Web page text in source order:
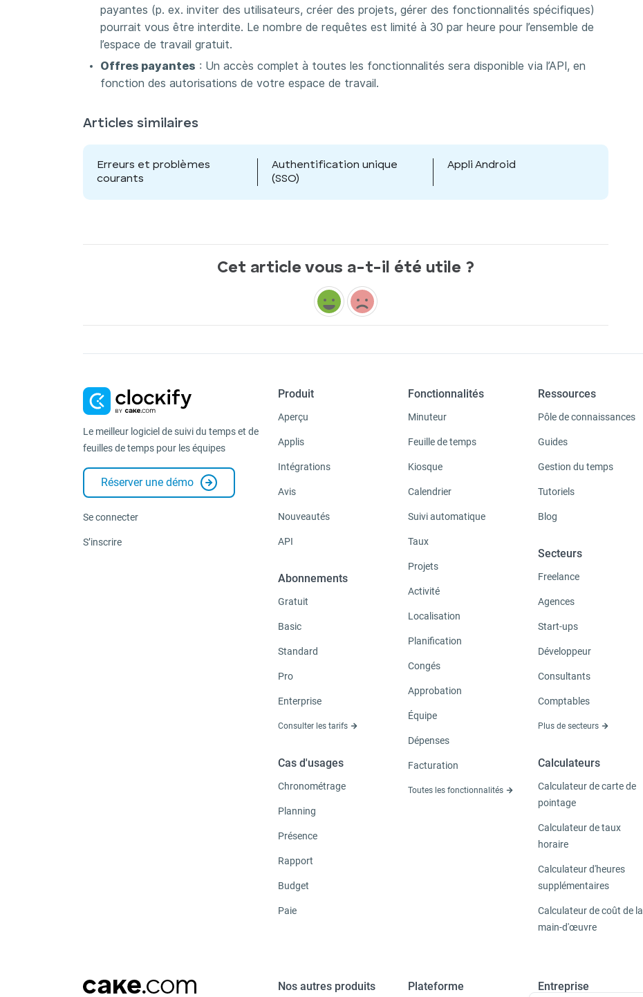
payantes (p. ex. inviter des utilisateurs, créer des projets, gérer des fonctionnalités spécifiques)
pourrait vous être interdite. Le nombre de requêtes est limité à 30 par heure pour l’ensemble de
l’espace de travail gratuit.
Offres payantes : Un accès complet à toutes les fonctionnalités sera disponible via l’API, en
fonction des autorisations de votre espace de travail.
Articles similaires
Erreurs et problèmes
courants
Authentification unique
(SSO)
Appli Android
Cet article vous a-t-il été utile ?
Le meilleur logiciel de suivi du temps et de
feuilles de temps pour les équipes
Réserver une démo
Se connecter
S’inscrire
Produit
Aperçu
Applis
Intégrations
Avis
Nouveautés
API
Abonnements
Gratuit
Basic
Standard
Pro
Enterprise
Consulter les tarifs
Cas d'usages
Chronométrage
Planning
Présence
Rapport
Budget
Paie
Fonctionnalités
Minuteur
Feuille de temps
Kiosque
Calendrier
Suivi automatique
Taux
Projets
Activité
Localisation
Planification
Congés
Approbation
Équipe
Dépenses
Facturation
Toutes les fonctionnalités
Ressources
Pôle de connaissances
Guides
Gestion du temps
Tutoriels
Blog
Secteurs
Freelance
Agences
Start-ups
Développeur
Consultants
Comptables
Plus de secteurs
Calculateurs
Calculateur de carte de
pointage
Calculateur de taux
horaire
Calculateur d'heures
supplémentaires
Calculateur de coût de la
main-d'œuvre
Nos autres produits Plateforme Entreprise